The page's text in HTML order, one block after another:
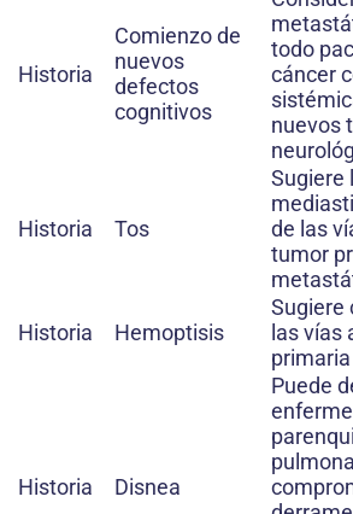
Historia
Comienzo de
nuevos
defectos
cognitivos
todo
cáncer
nuevos
Historia Tos
Sugiere
de las
tumor
Historia Hemoptisis
Sugiere
las vías
Historia Disnea
Puede